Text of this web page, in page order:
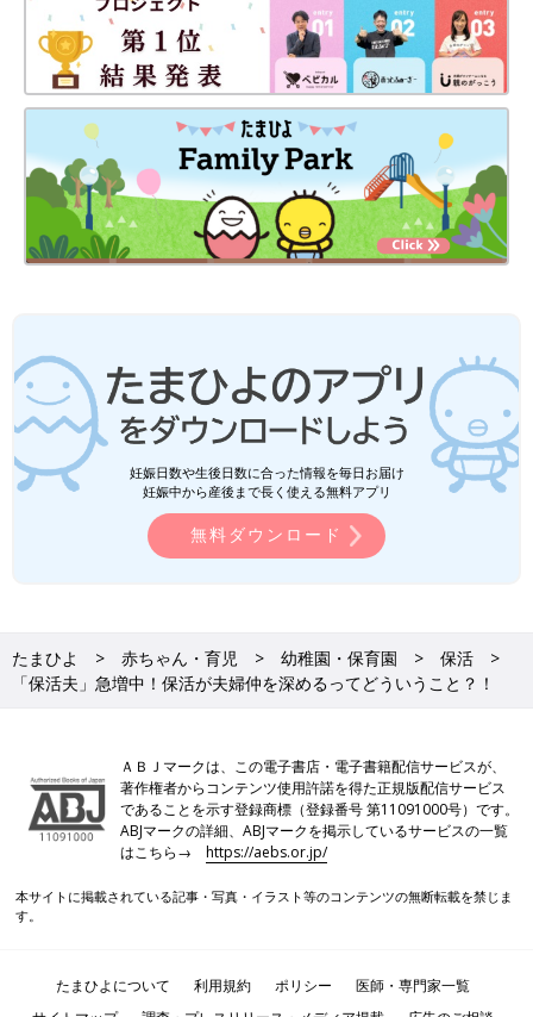
妊娠日数や生後日数に合った情報を毎日お届け
妊娠中から産後まで長く使える無料アプリ
無料ダウンロード
たまひよ 赤ちゃん・育児 幼稚園・保育園
保活
「保活夫」急増中！保活が夫婦仲を深めるってどういうこと？！
ＡＢＪマークは、この電子書店・電子書籍配信サービスが、
著作権者からコンテンツ使用許諾を得た正規版配信サービス
であることを示す登録商標（登録番号 第11091000号）です。
ABJマークの詳細、ABJマークを掲示しているサービスの一覧
はこちら→https://aebs.or.jp/
本サイトに掲載されている記事・写真・イラスト等のコンテンツの無断転載を禁じま
す。
たまひよについて 利用規約 ポリシー
医師・専門家一覧